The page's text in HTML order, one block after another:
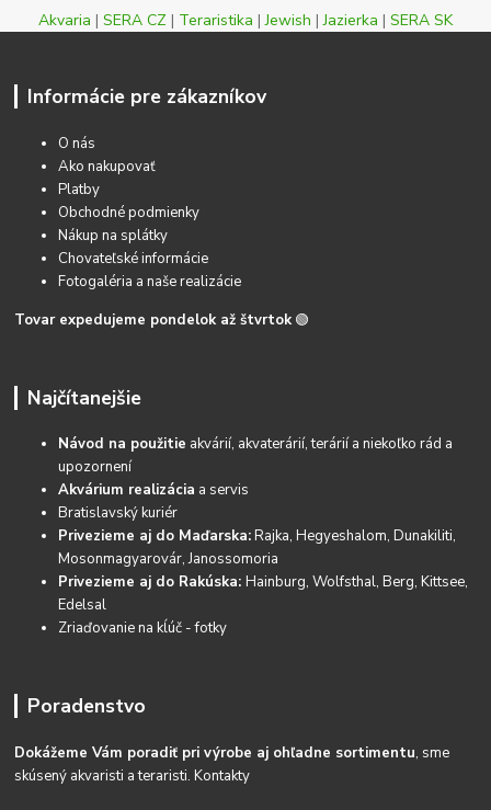
Akvaria | SERA CZ | Teraristika |Jewish |Jazierka | SERA SK
Informácie pre zákazníkov
O nás
Ako nakupovať
Platby
Obchodné podmienky
Nákup na splátky
Chovateľské informácie
Fotogaléria a naše realizácie
Tovar expedujeme pondelok až štvrtok 🟢
Najčítanejšie
Návod na použitie akvárií, akvaterárií, terárií a niekoľko rád a
upozornení
Akvárium realizácia a servis
Bratislavský kuriér
Privezieme aj do Maďarska:Rajka, Hegyeshalom, Dunakiliti,
Mosonmagyarovár, Janossomoria
Privezieme aj do Rakúska:Hainburg, Wolfsthal, Berg, Kittsee,
Edelsal
Zriaďovanie na kĺúč - fotky
Poradenstvo
Dokážeme Vám poradiť pri výrobe aj ohľadne sortimentu, sme
skúsený akvaristi a teraristi.Kontakty